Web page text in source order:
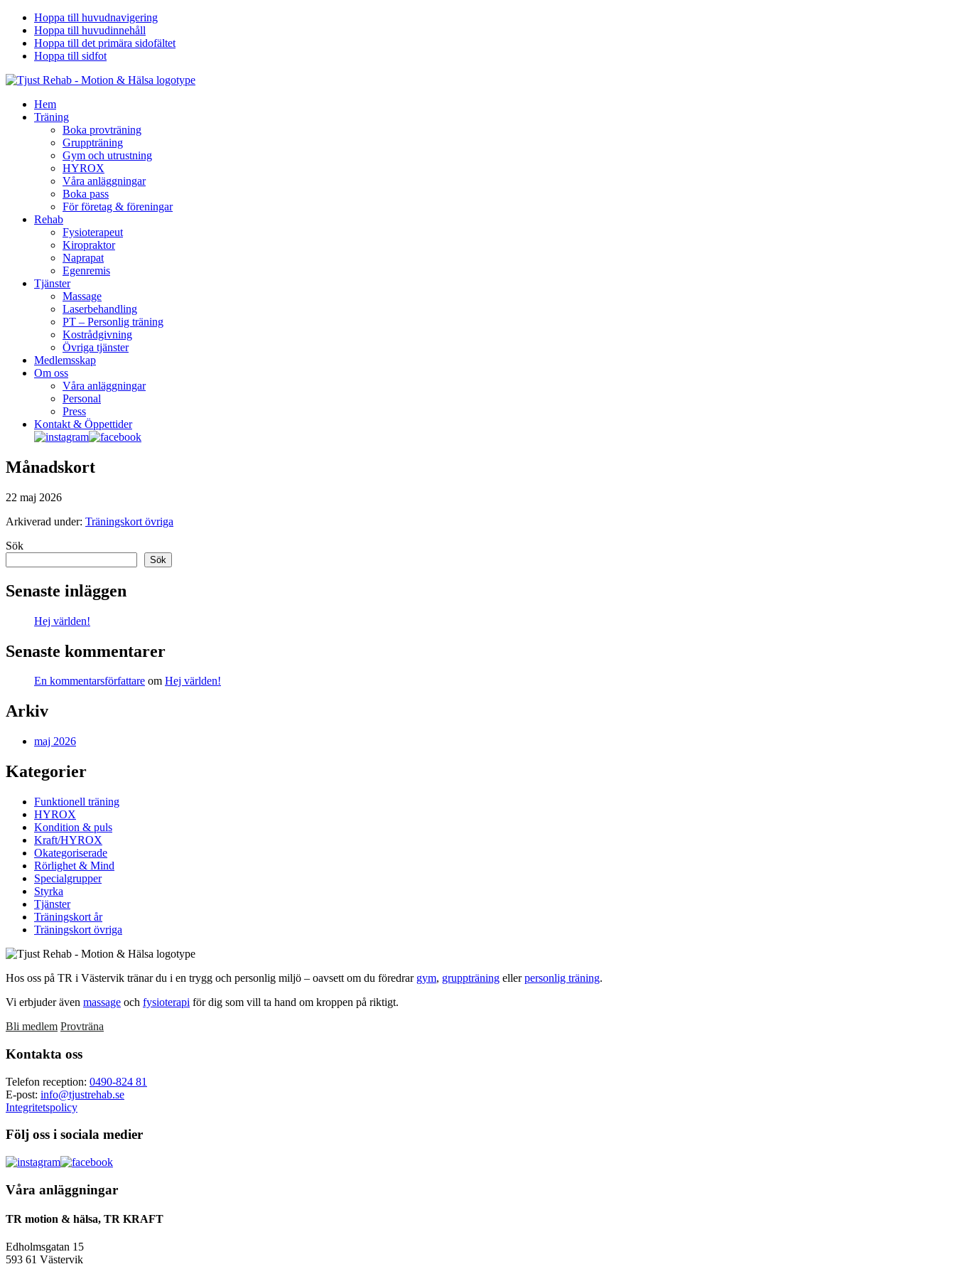
Hoppa till huvudnavigering
Hoppa till huvudinnehåll
Hoppa till det primära sidofältet
Hoppa till sidfot
Hem
Träning
Boka provträning
Gruppträning
Gym och utrustning
HYROX
Våra anläggningar
Boka pass
För företag & föreningar
Rehab
Fysioterapeut
Kiropraktor
Naprapat
Egenremis
Tjänster
Massage
Laserbehandling
PT – Personlig träning
Kostrådgivning
Övriga tjänster
Medlemsskap
Om oss
Våra anläggningar
Personal
Press
Kontakt & Öppettider
Månadskort
22 maj 2026
Arkiverad under: Träningskort övriga
Primärt
sidofält
Sök
Sök
Senaste inläggen
Hej världen!
Senaste kommentarer
En kommentarsförfattare om Hej världen!
Arkiv
maj 2026
Kategorier
Funktionell träning
HYROX
Kondition & puls
Kraft/HYROX
Okategoriserade
Rörlighet & Mind
Specialgrupper
Styrka
Tjänster
Träningskort år
Träningskort övriga
Hos oss på TR i Västervik tränar du i en trygg och personlig miljö – oavsett om du föredrar gym, gruppträning ellerpersonlig träning.
Vi erbjuder även massage och fysioterapi för dig som vill ta hand om kroppen på riktigt.
Bli medlem Provträna
Footer
Kontakta oss
Telefon reception: 0490-824 81
E-post: info@tjustrehab.se
Integritetspolicy
Följ oss i sociala medier
Våra anläggningar
TR motion & hälsa, TR KRAFT
Edholmsgatan 15
593 61 Västervik